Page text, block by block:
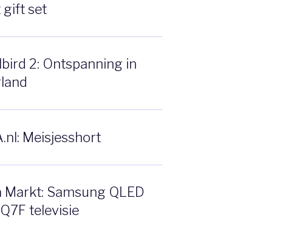
gift set
2: Ontspanning in
Meisjesshort
Markt: Samsung QLED
televisie